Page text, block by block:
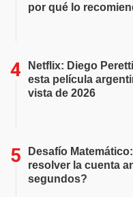
por qué lo
Netflix: Diego
esta película
vista de 2026
Desafío
resolver la cuenta
segundos?